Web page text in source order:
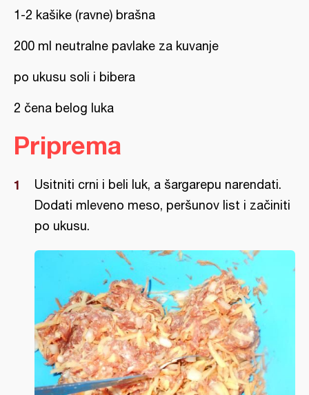
1-2 kašike (ravne) brašna
200 ml neutralne pavlake za kuvanje
po ukusu soli i bibera
2 čena belog luka
Priprema
Usitniti crni i beli luk, a šargarepu narendati.
Dodati mleveno meso, peršunov list i začiniti
po ukusu.